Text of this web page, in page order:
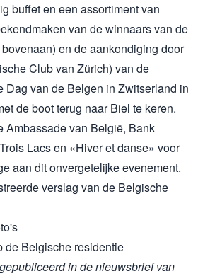
buffet en een assortiment van
van de winnaars van de
en de aankondiging door
Club van Zürich) van de
Dag van de Belgen in Zwitserland in
de boot terug naar Biel te keren.
Ambassade van België, Bank
Lacs en «Hiver et danse» voor
aan dit onvergetelijke evenement.
verslag van de Belgische
de Belgische residentie
in de nieuwsbrief van